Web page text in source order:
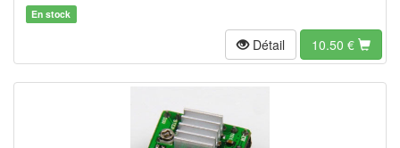
En stock
Détail 10.50 €